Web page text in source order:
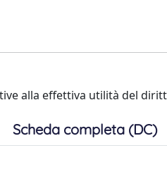
alla effettiva utilità del
Scheda completa (DC)